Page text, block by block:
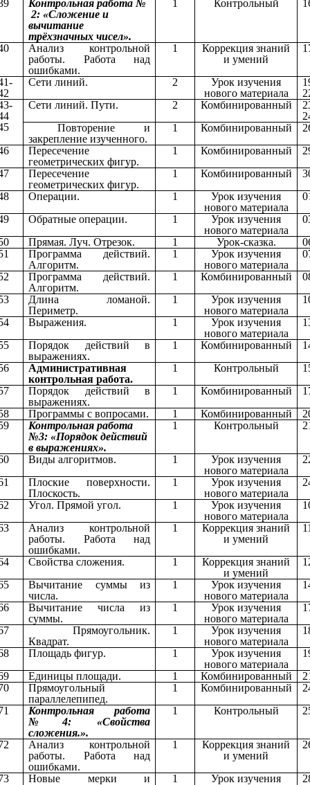
Контрольная работа №
2: «Сложение и
вычитание
трёхзначных чисел».
1 Контрольный
Анализ контрольной
работы. Работа над
ошибками.
1
Коррекция знаний
и умений
Сети линий. 2
Урок изучения
нового материала
Сети линий. Пути. 2 Комбинированный
Повторение и
закрепление изученного.
1 Комбинированный
Пересечение
геометрических фигур.
1 Комбинированный
Пересечение
геометрических фигур.
1 Комбинированный
Операции. 1
Урок изучения
нового материала
Обратные операции. 1
Урок изучения
нового материала
Прямая. Луч. Отрезок. 1 Урок-сказка.
Программа действий.
Алгоритм.
1
Урок изучения
нового материала
Программа действий.
Алгоритм.
1 Комбинированный
Длина ломаной.
Периметр.
1
Урок изучения
нового материала
Выражения. 1
Урок изучения
нового материала
Порядок действий в
выражениях.
1 Комбинированный
Административная
контрольная работа.
1 Контрольный
Порядок действий в
выражениях.
1 Комбинированный
Программы с вопросами. 1 Комбинированный
Контрольная работа
№3: «Порядок действий
в выражениях».
1 Контрольный
Виды алгоритмов. 1
Урок изучения
нового материала
Плоские поверхности.
Плоскость.
1
Урок изучения
нового материала
Угол. Прямой угол. 1
Урок изучения
нового материала
Анализ контрольной
работы. Работа над
ошибками.
1
Коррекция знаний
и умений
Свойства сложения. 1
Коррекция знаний
и умений
Вычитание суммы из
числа.
1
Урок изучения
нового материала
Вычитание числа из
суммы.
1
Урок изучения
нового материала
Прямоугольник.
Квадрат.
1
Урок изучения
нового материала
Площадь фигур. 1
Урок изучения
нового материала
Единицы площади. 1 Комбинированный
Прямоугольный
параллелепипед.
1 Комбинированный
Контрольная работа
№4: «Свойства
сложения.».
1 Контрольный
Анализ контрольной
работы. Работа над
ошибками.
1
Коррекция знаний
и умений
Новые мерки и
1
Урок изучения